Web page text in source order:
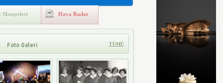
Manşetleri Hava Radar
Foto Galeri TÜMÜ